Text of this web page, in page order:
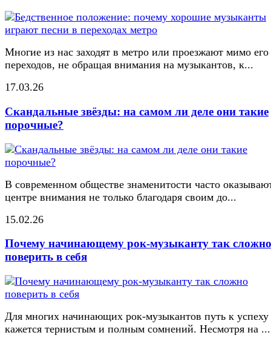
Многие из нас заходят в метро или проезжают мимо его
переходов, не обращая внимания на музыкантов, к...
17.03.26
Скандальные звёзды: на самом ли деле они такие
порочные?
В современном обществе знаменитости часто
центре внимания не только благодаря своим до...
15.02.26
Почему начинающему рок-музыканту так сложно
поверить в себя
Для многих начинающих рок-музыкантов путь к успеху
кажется тернистым и полным сомнений. Несмотря на ...